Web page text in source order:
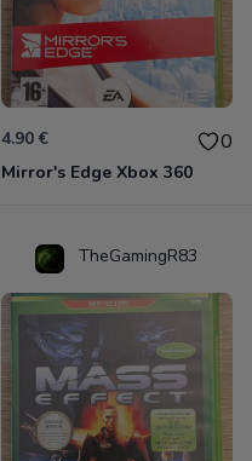
4.90 € 0
Mirror's Edge Xbox 360
TheGamingR83